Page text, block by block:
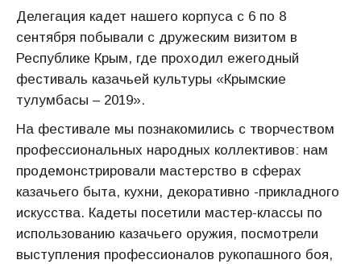
Делегация кадет нашего корпуса с 6 по 8
сентября побывали с дружеским визитом в
Республике Крым, где проходил ежегодный
фестиваль казачьей культуры «Крымские
тулумбасы – 2019».
На фестивале мы познакомились с творчеством
профессиональных народных коллективов: нам
продемонстрировали мастерство в сферах
казачьего быта, кухни, декоративно -прикладного
искусства. Кадеты посетили мастер-классы по
использованию казачьего оружия, посмотрели
выступления профессионалов рукопашного боя,